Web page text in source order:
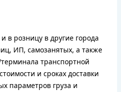
в розницу в другие города
ИП, самозанятых, а также
транспортной
и сроках доставки
параметров груза и